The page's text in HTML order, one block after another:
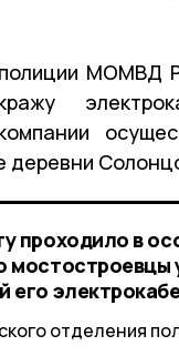
МОМВД
деревни
проходило в
его
отделения